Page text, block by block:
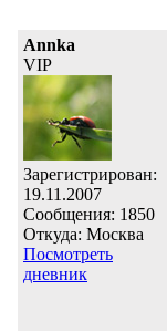
Annka
VIP
Зарегистрирован:
19.11.2007
Сообщения: 1850
Откуда: Москва
Посмотреть
дневник